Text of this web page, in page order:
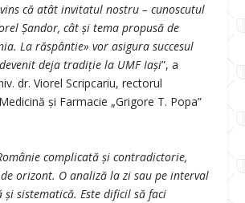
că atât invitatul nostru – cunoscutul
Șandor, cât și tema propusă de
La răspântie» vor asigura succesul
deja tradiție la UMF Iași”, a
dr. Viorel Scripcariu, rectorul
și Farmacie „Grigore T. Popa”
complicată și contradictorie,
orizont. O analiză la zi sau pe interval
sistematică. Este dificil să faci